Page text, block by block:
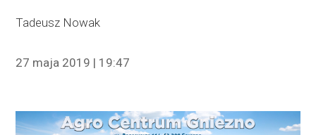
Tadeusz Nowak
27 maja 2019 | 19:47